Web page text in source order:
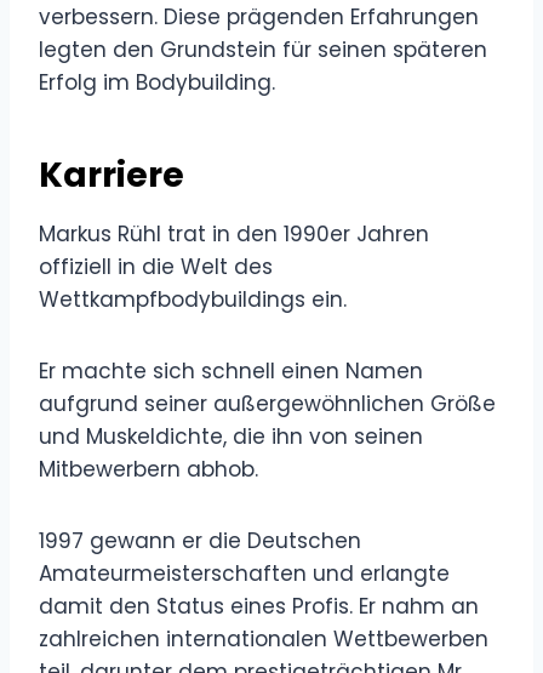
verbessern. Diese prägenden Erfahrungen
legten den Grundstein für seinen späteren
Erfolg im Bodybuilding.
Karriere
Markus Rühl trat in den 1990er Jahren
offiziell in die Welt des
Wettkampfbodybuildings ein.
Er machte sich schnell einen Namen
aufgrund seiner außergewöhnlichen Größe
und Muskeldichte, die ihn von seinen
Mitbewerbern abhob.
1997 gewann er die Deutschen
Amateurmeisterschaften und erlangte
damit den Status eines Profis. Er nahm an
zahlreichen internationalen Wettbewerben